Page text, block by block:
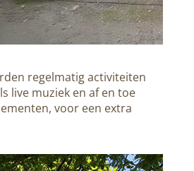
regelmatig activiteiten
live muziek en af en toe
voor een extra